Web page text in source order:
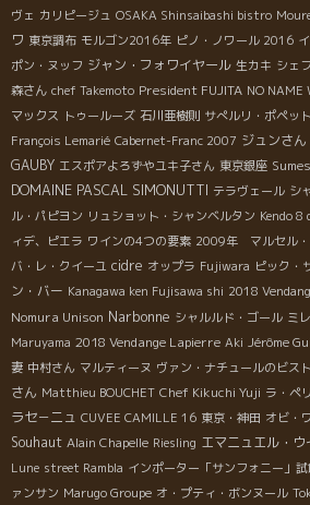
ヴェ カリピージュ OSAKA Shinsaibashi bistro
ワ 東京調布 モルゴン2016年 ピノ・ノワール 2016
ポン・ヌッフ ジャン・フォワイヤール 生カキ シェ
森さん chef Takemoto President FUJITA NO NAME
マックス トゥールーズ 石川亜樹則 サぺルリ・ポペット
François Lemarié Cabernet-Franc 2007 ジュンさん
GAUBY エスポアよろずやユキ子さん 東京銀座
DOMAINE PASCAL SIMONUTTI テラヴェール シ
ル・パピヨン リュショット・シャンベルタン Kendo 8
ィデ、ピエラ ワインの4つの要素 2009年 マルセル・
バ・レ・クイーユ cidre オップラ Fujiwara ピック・
ン・バー Kanagawa ken Fujisawa shi 2018
Nomura Unison Narbonne シャルルド・ゴール ミ
Maruyama 2018 Vendange Lapierre Aki Jérôme
妻 中村さん マルティーヌ ヴァン・ナチュールのビス
さん Matthieu BOUCHET Chef Kikuchi Yuji ラ・ペ
ラセ－ニュ CUVEE CAMILLE 16 東京・神田 オビ・
Souhaut Alain Chapelle Riesling エマニュエル・
Lune street Rambla インポーター「サンフォニー」
ァンサン Marugo Groupe オ・プティ・ボンヌール